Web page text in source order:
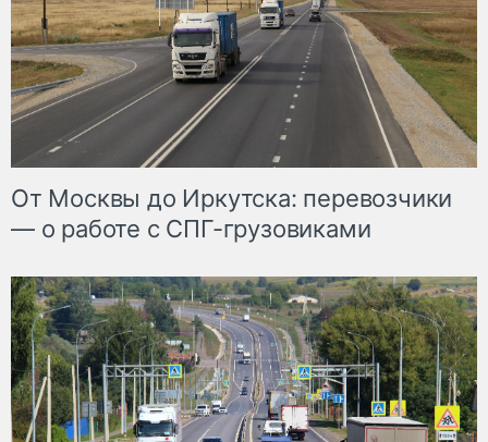
От Москвы до Иркутска: перевозчики
— о работе с СПГ-грузовиками